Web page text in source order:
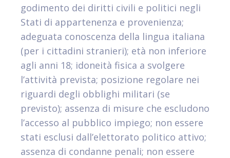
godimento dei diritti civili e politici negli
Stati di appartenenza e provenienza;
adeguata conoscenza della lingua italiana
(per i cittadini stranieri); età non inferiore
agli anni 18; idoneità fisica a svolgere
l’attività prevista; posizione regolare nei
riguardi degli obblighi militari (se
previsto); assenza di misure che escludono
l’accesso al pubblico impiego; non essere
stati esclusi dall’elettorato politico attivo;
assenza di condanne penali; non essere